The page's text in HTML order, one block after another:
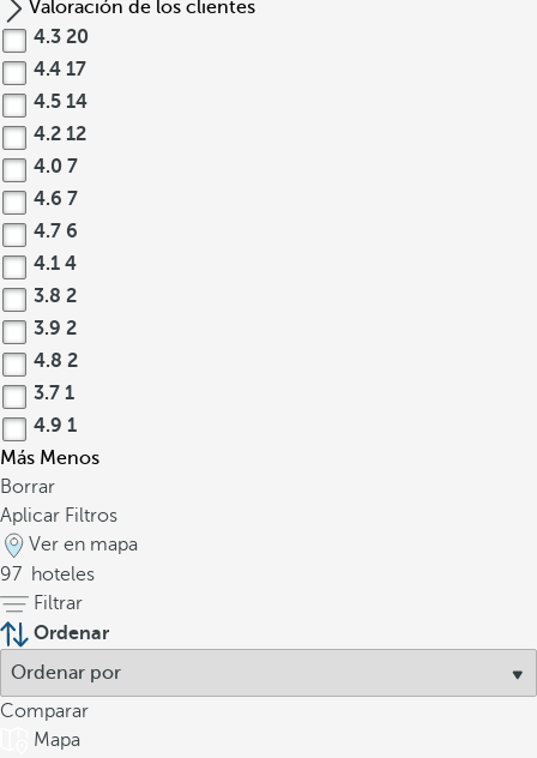
Valoración de los clientes
4.3 20
4.4 17
4.5 14
4.2 12
4.0 7
4.6 7
4.7 6
4.1 4
3.8 2
3.9 2
4.8 2
3.7 1
4.9 1
Más Menos
Borrar
Aplicar Filtros
Ver en mapa
97 hoteles
Filtrar
Ordenar
Comparar
Mapa